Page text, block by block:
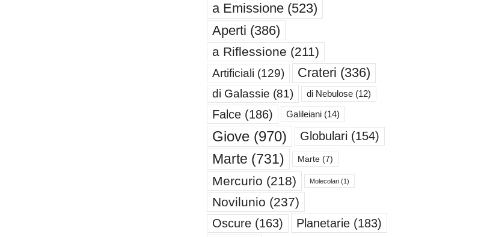
a Emissione(523)
Aperti (386)
a Riflessione (211)
Artificiali (129) Crateri (336)
di Galassie (81) di Nebulose(12)
Falce(186) Galileiani(14)
Giove(970) Globulari (154)
Marte (731) Marte(7)
Mercurio (218) Molecolari(1)
Novilunio (237)
Oscure(163) Planetarie(183)